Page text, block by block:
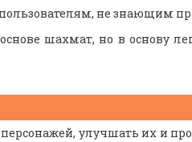
не знающим
шахмат, но в основу
улучшать их и